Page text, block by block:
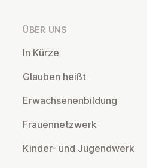
ÜBER UNS
In Kürze
Glauben heißt
Er­wach­se­nen­bil­dung
Frau­en­netz­werk
Kinder- und Ju­gend­werk